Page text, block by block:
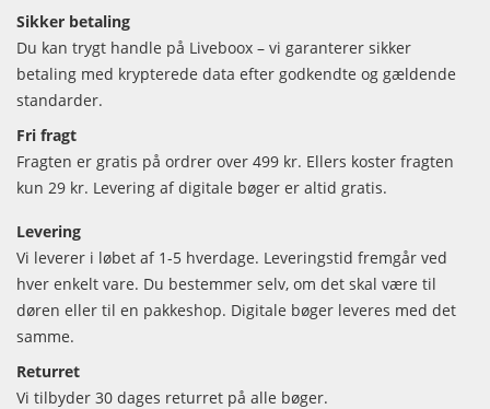
Sikker betaling
Du kan trygt handle på Liveboox – vi garanterer sikker
betaling med krypterede data efter godkendte og gældende
standarder.
Fri fragt
Fragten er gratis på ordrer over 499 kr. Ellers koster fragten
kun 29 kr. Levering af digitale bøger er altid gratis.
Levering
Vi leverer i løbet af 1-5 hverdage. Leveringstid fremgår ved
hver enkelt vare. Du bestemmer selv, om det skal være til
døren eller til en pakkeshop. Digitale bøger leveres med det
samme.
Returret
Vi tilbyder 30 dages returret på alle bøger.